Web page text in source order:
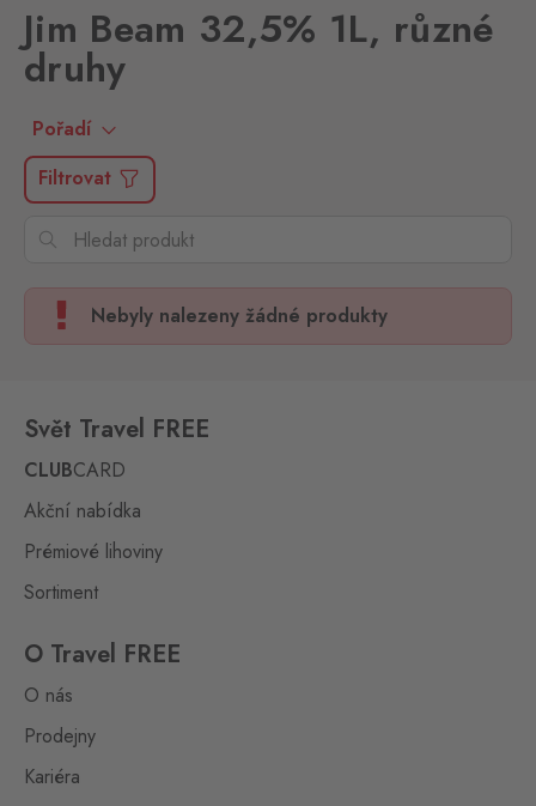
Jim Beam 32,5% 1L, různé
druhy
Pořadí
Filtrovat
Nebyly nalezeny žádné produkty
Svět Travel FREE
CLUBCARD
Akční nabídka
Prémiové lihoviny
Sortiment
O Travel FREE
O nás
Prodejny
Kariéra